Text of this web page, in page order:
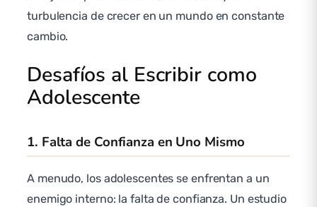
turbulencia de crecer en un mundo en constante
cambio.
Desafíos al Escribir como
Adolescente
1. Falta de Confianza en Uno Mismo
A menudo, los adolescentes se enfrentan a un
enemigo interno: la falta de confianza. Un estudio